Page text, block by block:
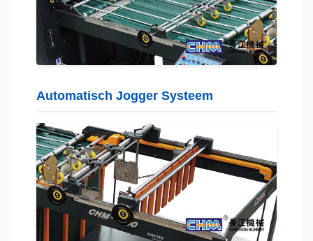
Automatisch Jogger Systeem